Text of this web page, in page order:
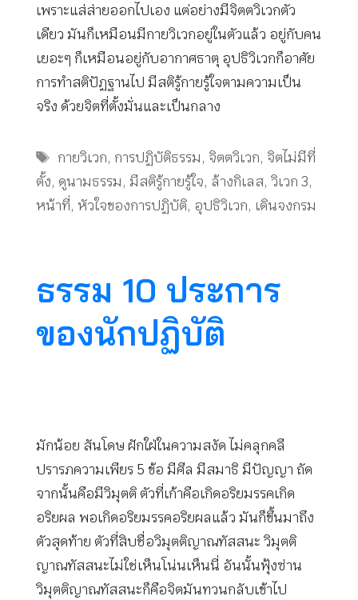
เพราะแส่ส่ายออกไปเอง แต่อย่างมีจิตตวิเวกตัว
เดียว มันก็เหมือนมีกายวิเวกอยู่ในตัวแล้ว อยู่กับคน
เยอะๆ ก็เหมือนอยู่กับอากาศธาตุ อุปธิวิเวกก็อาศัย
การทำสติปัฏฐานไป มีสติรู้กายรู้ใจตามความเป็น
จริง ด้วยจิตที่ตั้งมั่นและเป็นกลาง
Tags
กายวิเวก, การปฏิบัติธรรม, จิตตวิเวก, จิตไม่มีที่
ตั้ง, ดูนามธรรม, มีสติรู้กายรู้ใจ, ล้างกิเลส, วิเวก 3,
หน้าที่, หัวใจของการปฏิบัติ, อุปธิวิเวก, เดินจงกรม
ธรรม 10 ประการ
ของนักปฏิบัติ
มักน้อย สันโดษ ฝักใฝ่ในความสงัด ไม่คลุกคลี
ปรารภความเพียร 5 ข้อ มีศีล มีสมาธิ มีปัญญา ถัด
จากนั้นคือมีวิมุตติ ตัวที่เก้าคือเกิดอริยมรรคเกิด
อริยผล พอเกิดอริยมรรคอริยผลแล้ว มันก็ขึ้นมาถึง
ตัวสุดท้าย ตัวที่สิบชื่อวิมุตติญาณทัสสนะ วิมุตติ
ญาณทัสสนะไม่ใช่เห็นโน่นเห็นนี่ อันนั้นฟุ้งซ่าน
วิมุตติญาณทัสสนะก็คือจิตมันทวนกลับเข้าไป